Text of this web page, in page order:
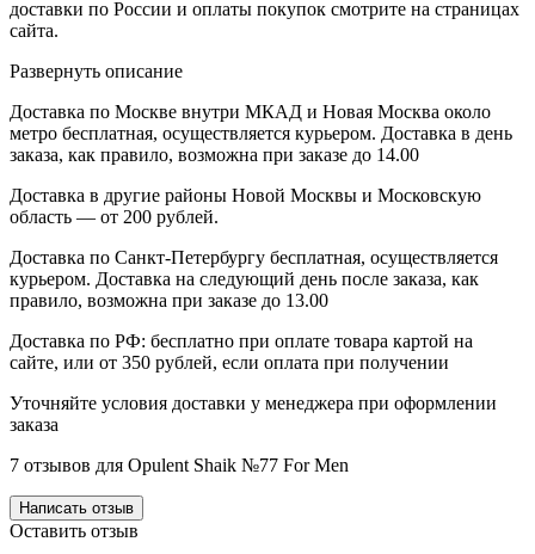
доставки по России и оплаты покупок смотрите на страницах
сайта.
Развернуть описание
Доставка по Москве внутри МКАД и Новая Москва около
метро бесплатная, осуществляется курьером. Доставка в день
заказа, как правило, возможна при заказе до 14.00
Доставка в другие районы Новой Москвы и Московскую
область — от 200 рублей.
Доставка по Санкт-Петербургу бесплатная, осуществляется
курьером. Доставка на следующий день после заказа, как
правило, возможна при заказе до 13.00
Доставка по РФ: бесплатно при оплате товара картой на
сайте, или от 350 рублей, если оплата при получении
Уточняйте условия доставки у менеджера при оформлении
заказа
7 отзывов для Opulent Shaik №77 For Men
Написать отзыв
Оставить отзыв